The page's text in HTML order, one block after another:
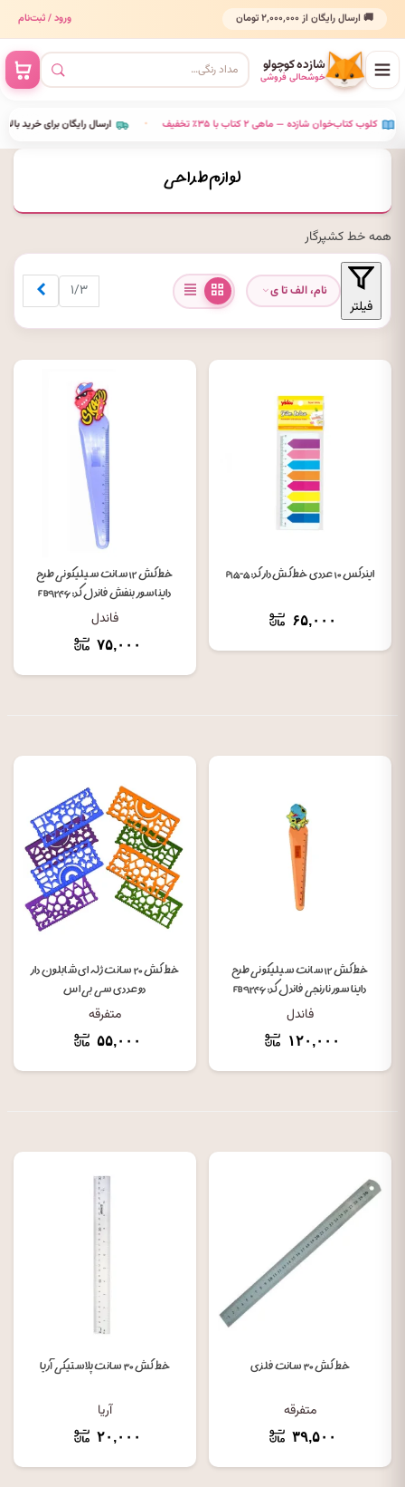
🚚 ارسال رایگان از ۲٬۰۰۰٬۰۰۰ تومان ورود / ثبت‌نام
شازده کوچولو
خوشحالی فروشی
ارسال رایگان برای خرید بالای • کلوب کتاب‌خوان شازده — ماهی ۲ کتاب با ۳۵٪ تخفیف •
لوازم طراحی
همهخط کشپرگار
فیلتر
نام، الف تا ی ۱/۳
ایندکس ۱۰ عددی خط کش دار کد: P۱۵-۵
۶۵,۰۰۰
خط کش ۱۲ سانت سیلیکونی طرح
دایناسور بنفش فاندل کد: FB۹۲۴۶
فاندل
۷۵,۰۰۰
خط کش ۱۲ سانت سیلیکونی طرح
دایناسور نارنجی فاندل کد: FB۹۲۴۶
فاندل
۱۲۰,۰۰۰
خط کش ۲۰ سانت ژله ای شابلون دار
دو عددی سی بی اس
متفرقه
۵۵,۰۰۰
خط کش ۳۰ سانت فلزی
متفرقه
۳۹,۵۰۰
خط کش ۳۰ سانت پلاستیکی آریا
آریا
۲۰,۰۰۰